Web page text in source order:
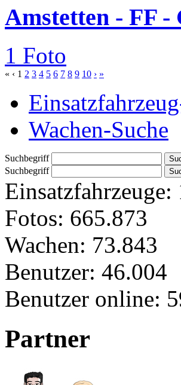
Amstetten - FF -
1 Foto
« ‹ 1 2 3 4 5 6 7 8 9 10 › »
Wachen-Suche
Suchbegriff
Suchbegriff
Einsatzfahrzeuge:
Fotos: 665.873
Wachen: 73.843
Benutzer: 46.004
Benutzer online:
Partner